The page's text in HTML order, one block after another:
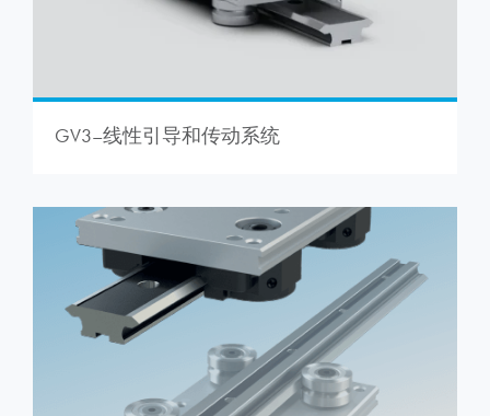
GV3–线性引导和传动系统